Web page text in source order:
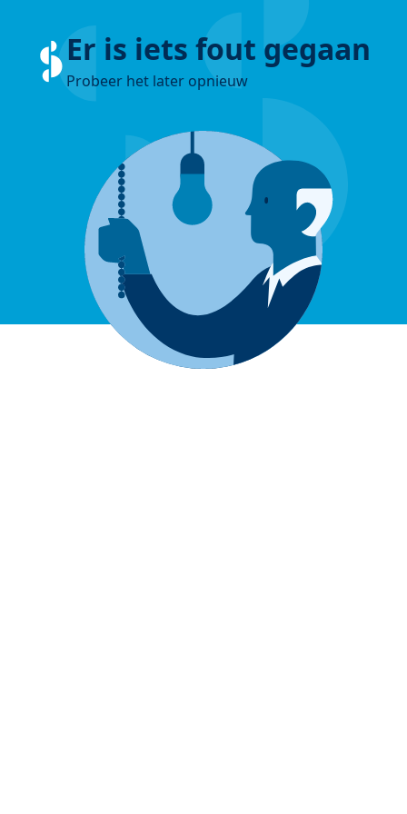
Er is iets fout gegaan
Probeer het later opnieuw